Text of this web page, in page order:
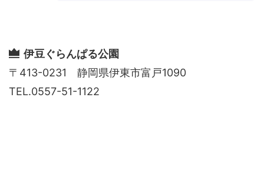
伊豆ぐらんぱる公園
〒413-0231 静岡県伊東市富戸1090
TEL.0557-51-1122